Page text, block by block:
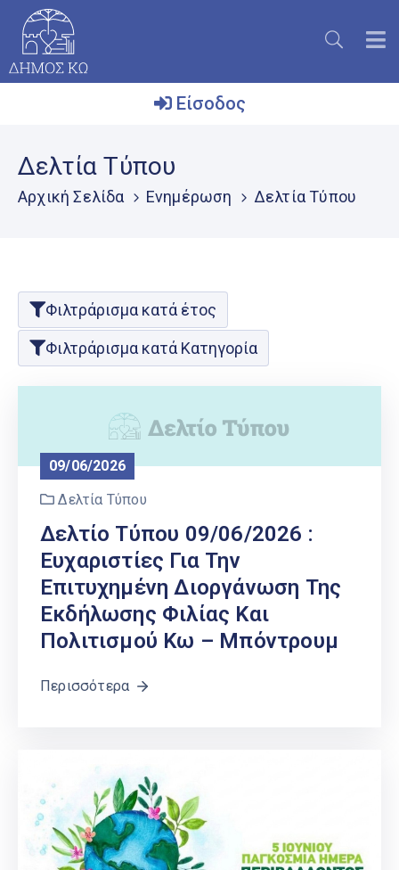
Δήμος
Το
Επικοινωνία
Μητρώο
Εθελοντών
Είσοδος
Δελτία Τύπου
Αρχική Σελίδα Ενημέρωση Δελτία Τύπου
Φιλτράρισμα κατά έτος
Φιλτράρισμα κατά Κατηγορία
09/06/2026
Δελτία Τύπου
Δελτίο Τύπου 09/06/2026 :
Ευχαριστίες Για Την
Επιτυχημένη Διοργάνωση Της
Εκδήλωσης Φιλίας Και
Πολιτισμού Κω – Μπόντρουμ
Περισσότερα